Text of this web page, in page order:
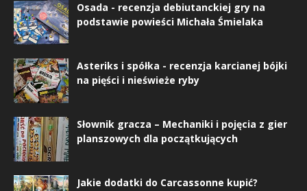
Osada - recenzja debiutanckiej gry na
podstawie powieści Michała Śmielaka
Asteriks i spółka - recenzja karcianej bójki
na pięści i nieświeże ryby
Słownik gracza – Mechaniki i pojęcia z gier
planszowych dla początkujących
Jakie dodatki do Carcassonne kupić?